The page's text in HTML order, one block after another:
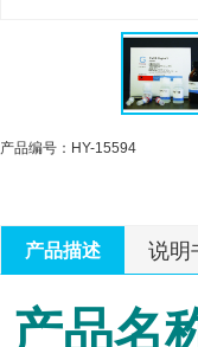
产品编号：HY-15594
产品描述 说明
产品名